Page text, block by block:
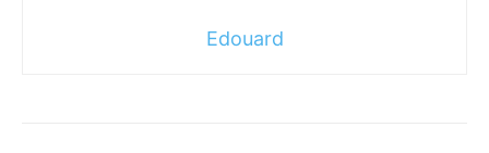
Edouard